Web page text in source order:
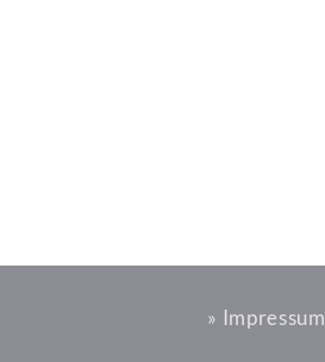
» Impressum